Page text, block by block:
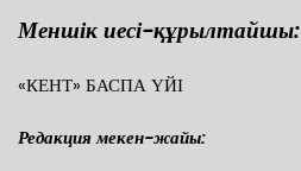
Меншік иесі-құрылтайшы:
«КЕНТ» БАСПА ҮЙІ
Редакция мекен-жайы: